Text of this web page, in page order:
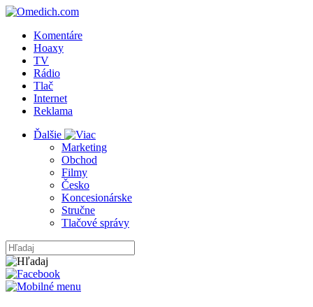
Komentáre
Hoaxy
TV
Rádio
Tlač
Internet
Reklama
Ďalšie
Marketing
Obchod
Filmy
Česko
Koncesionárske
Stručne
Tlačové správy